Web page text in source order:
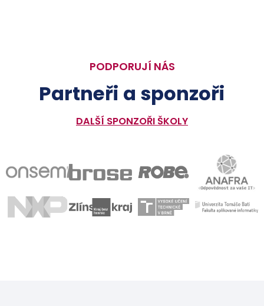
PODPORUJÍ NÁS
Partneři a sponzoři
DALŠÍ SPONZOŘI ŠKOLY